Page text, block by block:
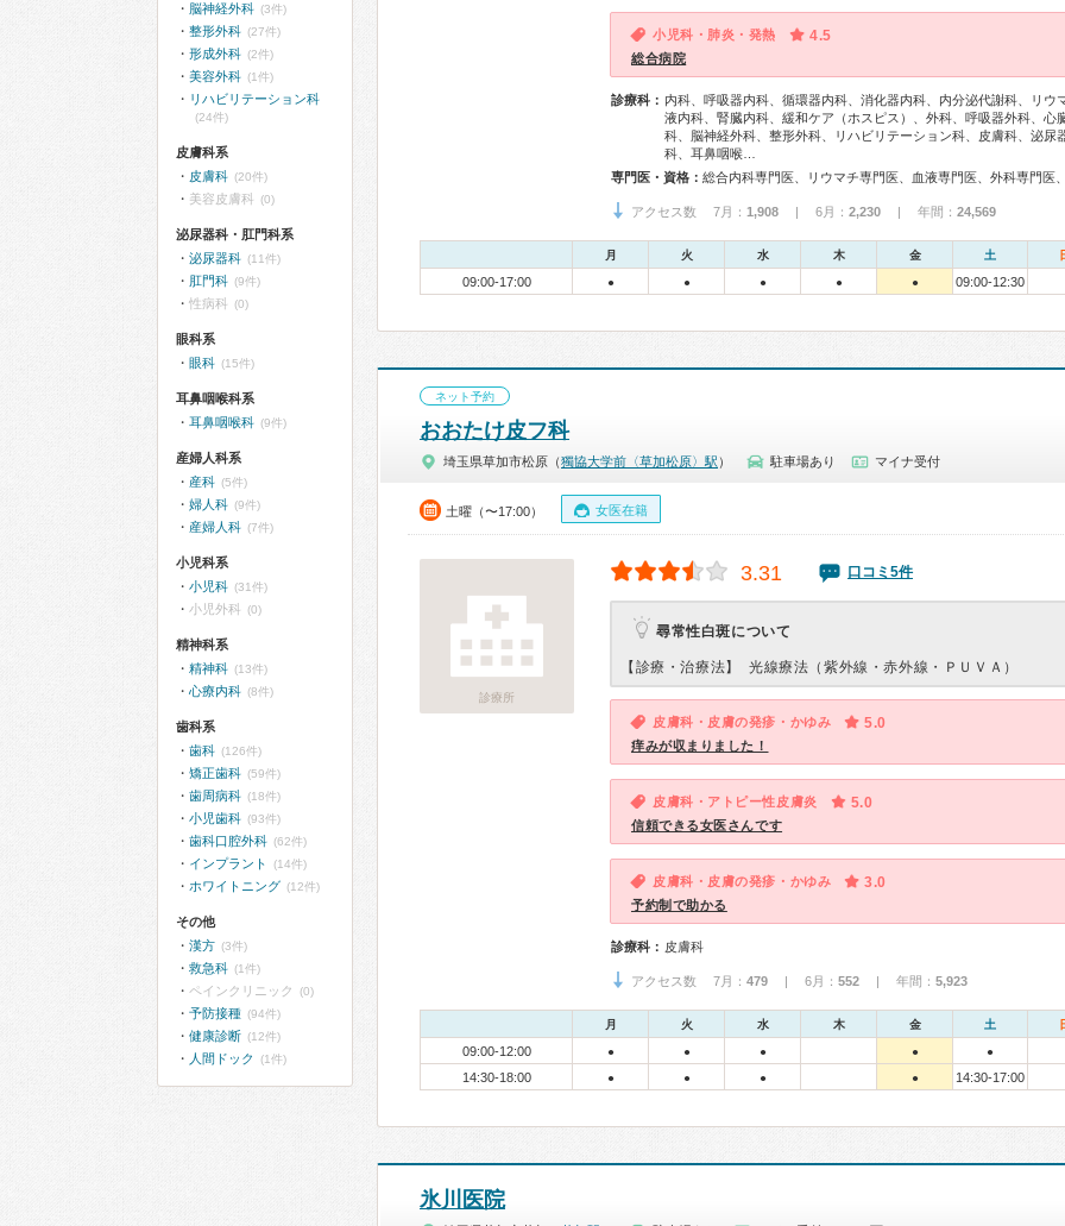
小児科・肺炎・発熱 4.5
総合病院
診療科： 内科、呼吸器内科、循環器内科、消化器内科、内分泌代謝科、リウ
液内科、腎臓内科、緩和ケア（ホスピス）、外科、呼吸器外科、心
科、脳神経外科、整形外科、リハビリテーション科、皮膚科、泌尿
科、耳鼻咽喉…
専門医・資格：
アクセス数 7月： 1,908 | 6月： 2,230 | 年間： 24,569
月 火 水 木 金 土
09:00-17:00 ● ● ● ● ● 09:00-12:30
ネット予約
おおたけ皮フ科
埼玉県草加市松原（獨協大学前〈草加松原〉駅 ） 駐車場あり マイナ受付
土曜（〜17:00） 女医在籍
診療所
3.31 口コミ5件
尋常性白斑について
【診療・治療法】 光線療法（紫外線・赤外線・ＰＵＶＡ）
皮膚科・皮膚の発疹・かゆみ 5.0
痒みが収まりました！
皮膚科・アトピー性皮膚炎 5.0
信頼できる女医さんです
皮膚科・皮膚の発疹・かゆみ 3.0
予約制で助かる
診療科： 皮膚科
アクセス数 7月： 479 | 6月： 552 | 年間： 5,923
月 火 水 木 金 土
09:00-12:00 ● ● ● ● ●
14:30-18:00 ● ● ● ● 14:30-17:00
氷川医院
脳神経外科 (3件)
整形外科 (27件)
形成外科 (2件)
美容外科 (1件)
リハビリテーション科
(24件)
皮膚科系
皮膚科 (20件)
美容皮膚科 (0)
泌尿器科・肛門科系
泌尿器科 (11件)
肛門科 (9件)
性病科 (0)
眼科系
眼科 (15件)
耳鼻咽喉科系
耳鼻咽喉科 (9件)
産婦人科系
産科 (5件)
婦人科 (9件)
産婦人科 (7件)
小児科系
小児科 (31件)
小児外科 (0)
精神科系
精神科 (13件)
心療内科 (8件)
歯科系
歯科 (126件)
矯正歯科 (59件)
歯周病科 (18件)
小児歯科 (93件)
歯科口腔外科 (62件)
インプラント (14件)
ホワイトニング (12件)
その他
漢方 (3件)
救急科 (1件)
ペインクリニック (0)
予防接種 (94件)
健康診断 (12件)
人間ドック (1件)